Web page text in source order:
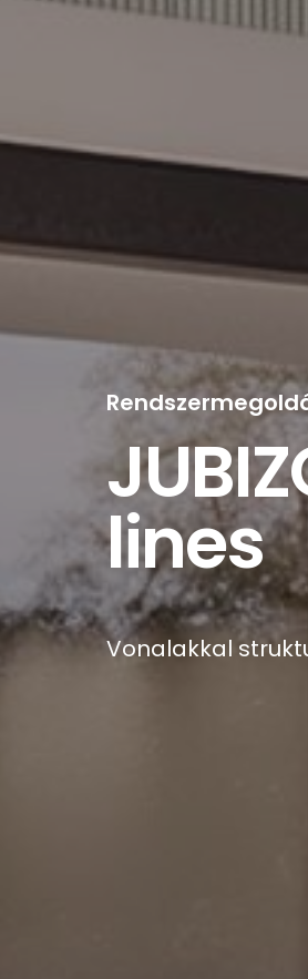
lines
Vonalakkal